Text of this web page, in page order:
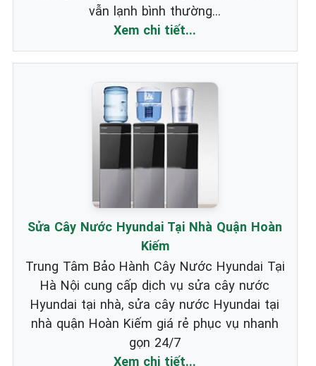
vẫn lạnh bình thường...
Xem chi tiết...
Sửa Cây Nước Hyundai Tại Nhà Quận Hoàn
Kiếm
Trung Tâm Bảo Hành Cây Nước Hyundai Tại
Hà Nội cung cấp dịch vụ sửa cây nước
Hyundai tại nhà, sửa cây nước Hyundai tại
nhà quận Hoàn Kiếm giá rẻ phục vụ nhanh
gọn 24/7
Xem chi tiết...